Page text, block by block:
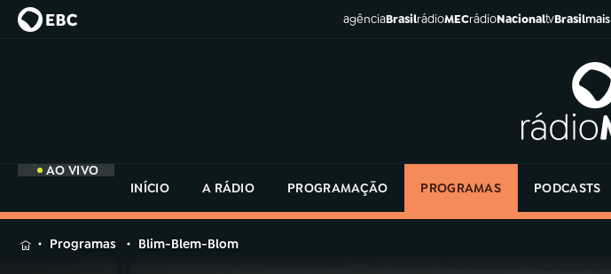
agênciaBrasilrádioMECrádioNacionaltvBrasilmais
AO VIVO
INÍCIO
A RÁDIO PROGRAMAÇÃO PROGRAMAS PODCASTS
MENUProgramas Blim-Blem-Blom